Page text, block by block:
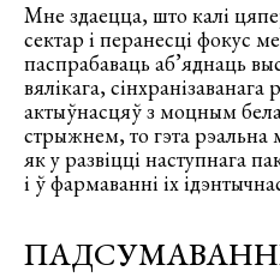
Мне здаецца, што калі
сектар і перанесці фокус
паспрабаваць аб’яднаць
вялікага,
актыўнасцяў з моцным
стрыжнем, то гэта
як у развіцці наступнага
і ў фармаванні іх